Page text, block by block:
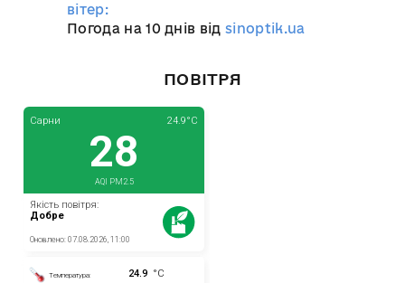
вітер:
Погода на 10 днів відsinoptik.ua
ПОВІТРЯ